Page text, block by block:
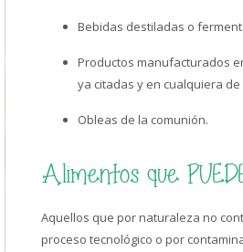
Bebidas destiladas o
Productos manufacturados
ya citadas y en cualquiera
Obleas de la comunión.
Alimentos que
Aquellos que por naturaleza no
proceso tecnológico o por